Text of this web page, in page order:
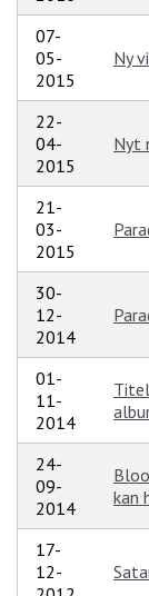
07-
05-
2015
Ny
22-
04-
2015
Nyt
21-
03-
2015
30-
12-
2014
01-
11-
2014
24-
09-
2014
kan
17-
12-